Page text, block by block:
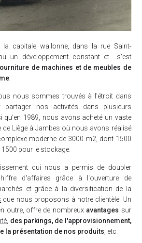
la capitale wallonne, dans la rue Saint-
un développement constant et s'est
de machines et de meubles de
nous sommes trouvés à l'étroit dans
partager nos activités dans plusieurs
qu’en 1989, nous avons acheté un vaste
de Liège à Jambes où nous avons réalisé
moderne de 3000 m2, dont 1500
1500 pour le stockage.
qui nous a permis de doubler
d'affaires grâce à l'ouverture de
et grâce à la diversification de la
que nous proposons à notre clientèle. Un
outre, offre de nombreux avantages sur
des parkings, de l'approvisionnement,
la présentation de nos produits , etc.